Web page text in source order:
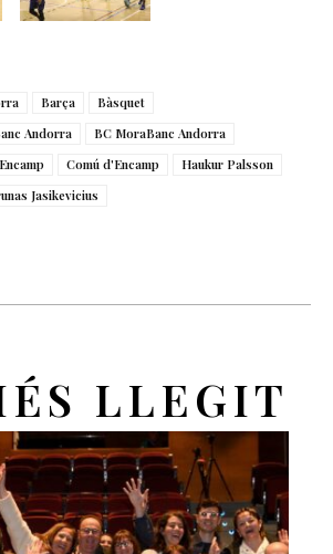
Barça
Bàsquet
Andorra
BC MoraBanc Andorra
Comú d'Encamp
Haukur Palsson
Jasikevicius
LLEGIT